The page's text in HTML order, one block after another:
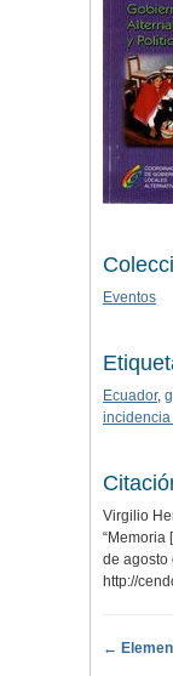
Eventos
Ecuador,
Virgilio
“Memoria
de agosto
http://
←